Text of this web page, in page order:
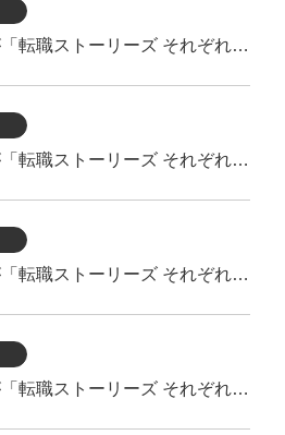
StockSun TechEliteが「転職ストーリーズ それぞれの転職物語」にて掲載されました。
StockSun TechEliteが「転職ストーリーズ それぞれの転職物語」にて掲載されました。
StockSun TechEliteが「転職ストーリーズ それぞれの転職物語」にて掲載されました。
StockSun TechEliteが「転職ストーリーズ それぞれの転職物語」にて掲載されました。